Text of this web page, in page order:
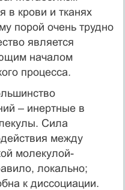
в крови и тканях
порой очень трудно
является
началом
процесса.
– инертные в
Сила
между
молекулой-
локально;
к диссоциации.